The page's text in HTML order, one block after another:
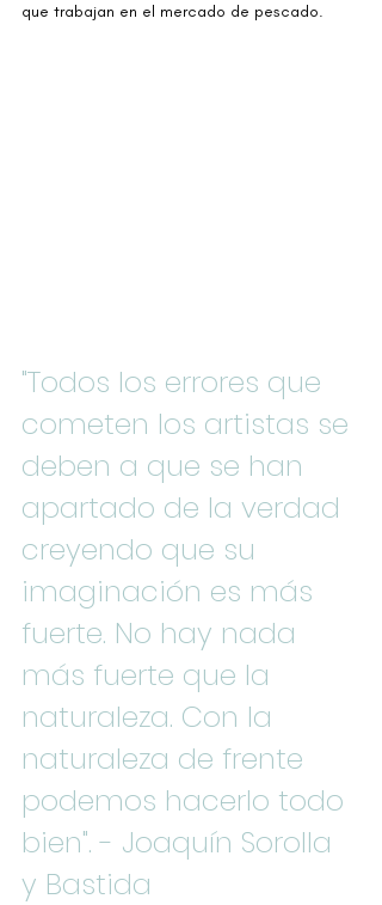
que trabajan en el mercado de pescado.
"Todos los errores que
cometen los artistas se
deben a que se han
apartado de la verdad
creyendo que su
imaginación es más
fuerte. No hay nada
más fuerte que la
naturaleza. Con la
naturaleza de frente
podemos hacerlo todo
bien". - Joaquín Sorolla
y Bastida